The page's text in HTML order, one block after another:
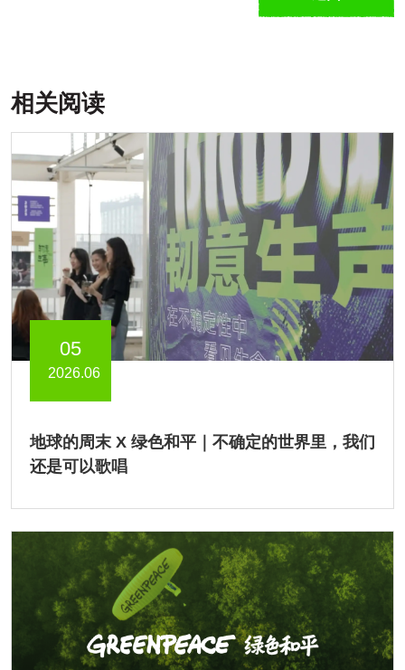
相关阅读
05
2026.06
地球的周末 X 绿色和平｜不确定的世界里，我们
还是可以歌唱